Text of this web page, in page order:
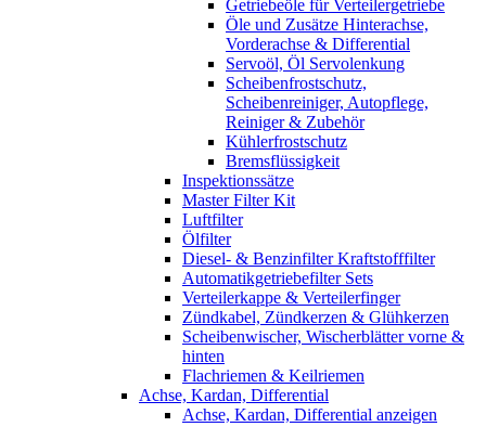
Getriebeöle für Verteilergetriebe
Öle und Zusätze Hinterachse,
Vorderachse & Differential
Servoöl, Öl Servolenkung
Scheibenfrostschutz,
Scheibenreiniger, Autopflege,
Reiniger & Zubehör
Kühlerfrostschutz
Bremsflüssigkeit
Inspektionssätze
Master Filter Kit
Luftfilter
Ölfilter
Diesel- & Benzinfilter Kraftstofffilter
Automatikgetriebefilter Sets
Verteilerkappe & Verteilerfinger
Zündkabel, Zündkerzen & Glühkerzen
Scheibenwischer, Wischerblätter vorne &
hinten
Flachriemen & Keilriemen
Achse, Kardan, Differential
Achse, Kardan, Differential anzeigen